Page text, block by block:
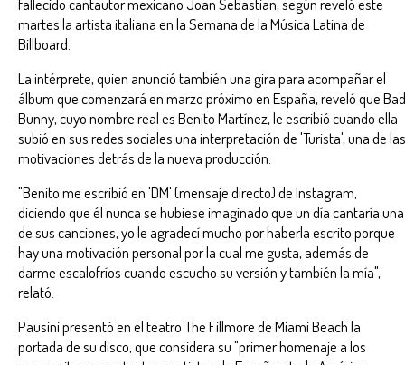
martes la artista italiana en la Semana de la Música Latina de
Billboard.
La intérprete, quien anunció también una gira para acompañar el
álbum que comenzará en marzo próximo en España, reveló que Bad
Bunny, cuyo nombre real es Benito Martínez, le escribió cuando ella
subió en sus redes sociales una interpretación de 'Turista', una de las
motivaciones detrás de la nueva producción.
"Benito me escribió en 'DM' (mensaje directo) de Instagram,
diciendo que él nunca se hubiese imaginado que un día cantaría una
de sus canciones, yo le agradecí mucho por haberla escrito porque
hay una motivación personal por la cual me gusta, además de
darme escalofríos cuando escucho su versión y también la mía",
relató.
Pausini presentó en el teatro The Fillmore de Miami Beach la
portada de su disco, que considera su "primer homenaje a los